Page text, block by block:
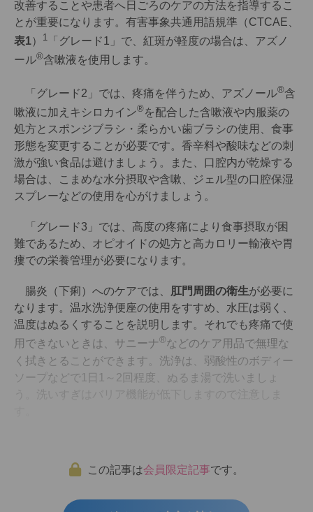
改善することや患者へ日ごろのケアの方法を指導するこ
とが重要になります。有害事象共通用語規準（CTCAE、
表1） 1
「グレード1」で、紅斑が軽度の場合は、アズノ
ール®含嗽液を使用します。
「グレード2」では、疼痛を伴うため、アズノール®含
嗽液に加えキシロカイン®を配合した含嗽液や内服薬の
処方とスポンジブラシ・柔らかい歯ブラシの使用、食事
形態を変更することが必要です。香辛料や酸味などの刺
激が強い食品は避けましょう。また、口腔内が乾燥する
場合は、こまめな水分摂取や含嗽、ジェル型の口腔保湿
スプレーなどの使用を心がけましょう。
「グレード3」では、高度の疼痛により食事摂取が困
難であるため、オピオイドの処方と高カロリー輸液や胃
瘻での栄養管理が必要になります。
腸炎（下痢）へのケアでは、 肛門周囲の衛生が必要に
なります。温水洗浄便座の使用をすすめ、水圧は弱く、
温度はぬるくすることを説明します。それでも疼痛で使
用できないときは、サニーナ®などのケア用品で無理な
く拭きとることができます。洗浄は、弱酸性のボディー
ソープなどで1日1～2回程度、ぬるま湯で洗いましょ
う。洗いすぎはバリア機能が低下しますので注意しま
この記事は会員限定記事です。